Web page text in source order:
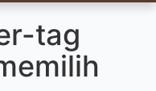
tag